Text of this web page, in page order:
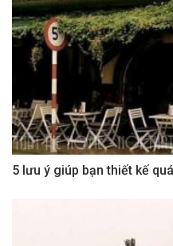
5 lưu ý giúp bạn thiết kế